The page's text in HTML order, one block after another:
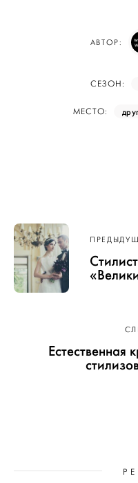
АВТОР:
СЕЗОН:
МЕСТО:
Навигация
по записям
Естественная